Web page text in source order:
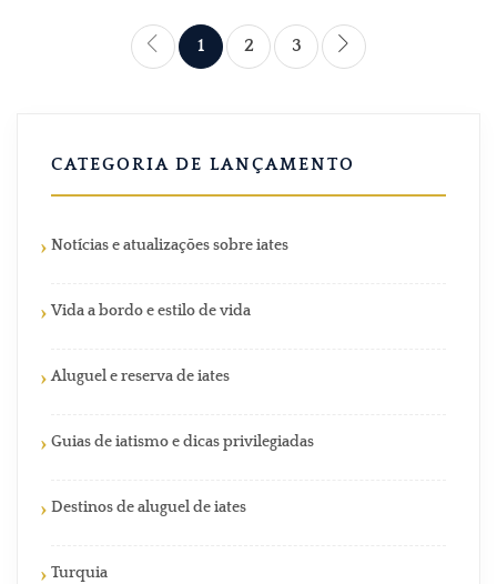
1 2 3
CATEGORIA DE LANÇAMENTO
Notícias e atualizações sobre iates
Vida a bordo e estilo de vida
Aluguel e reserva de iates
Guias de iatismo e dicas privilegiadas
Destinos de aluguel de iates
Turquia